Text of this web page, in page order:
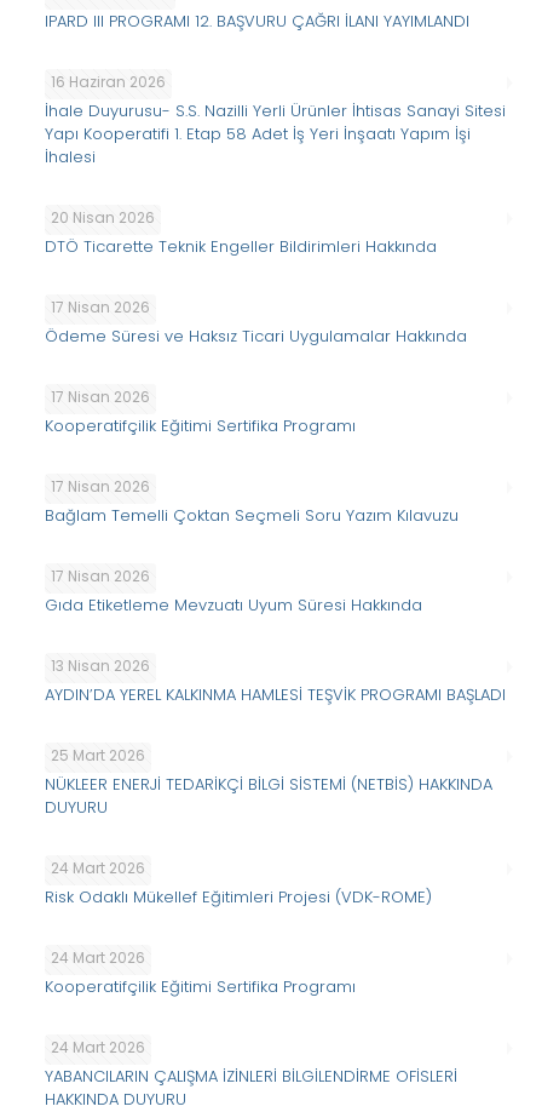
IPARD III PROGRAMI 12. BAŞVURU ÇAĞRI İLANI YAYIMLANDI
16 Haziran 2026
İhale Duyurusu- S.S. Nazilli Yerli Ürünler İhtisas Sanayi Sitesi
Yapı Kooperatifi 1. Etap 58 Adet İş Yeri İnşaatı Yapım İşi
İhalesi
20 Nisan 2026
DTÖ Ticarette Teknik Engeller Bildirimleri Hakkında
17 Nisan 2026
Ödeme Süresi ve Haksız Ticari Uygulamalar Hakkında
17 Nisan 2026
Kooperatifçilik Eğitimi Sertifika Programı
17 Nisan 2026
Bağlam Temelli Çoktan Seçmeli Soru Yazım Kılavuzu
17 Nisan 2026
Gıda Etiketleme Mevzuatı Uyum Süresi Hakkında
13 Nisan 2026
AYDIN’DA YEREL KALKINMA HAMLESİ TEŞVİK PROGRAMI BAŞLADI
25 Mart 2026
NÜKLEER ENERJİ TEDARİKÇİ BİLGİ SİSTEMİ (NETBİS) HAKKINDA
DUYURU
24 Mart 2026
Risk Odaklı Mükellef Eğitimleri Projesi (VDK-ROME)
24 Mart 2026
Kooperatifçilik Eğitimi Sertifika Programı
24 Mart 2026
YABANCILARIN ÇALIŞMA İZİNLERİ BİLGİLENDİRME OFİSLERİ
HAKKINDA DUYURU